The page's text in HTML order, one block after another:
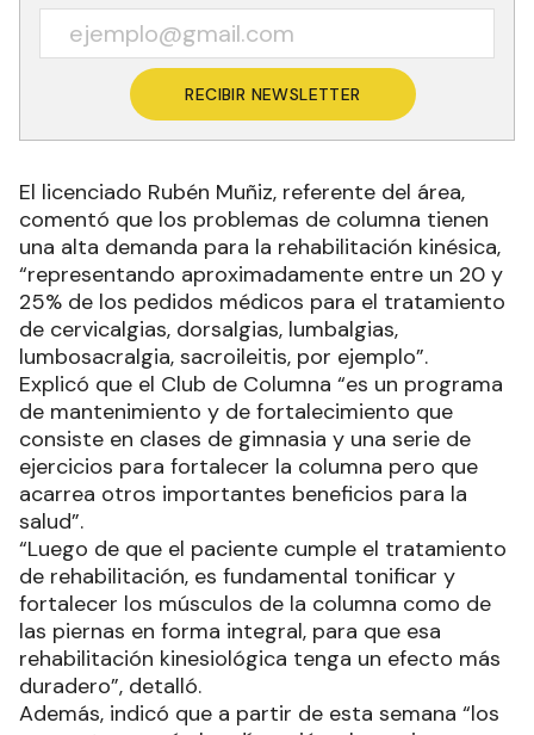
RECIBIR NEWSLETTER
El licenciado Rubén Muñiz, referente del área,
comentó que los problemas de columna tienen
una alta demanda para la rehabilitación kinésica,
“representando aproximadamente entre un 20 y
25% de los pedidos médicos para el tratamiento
de cervicalgias, dorsalgias, lumbalgias,
lumbosacralgia, sacroileitis, por ejemplo”.
Explicó que el Club de Columna “es un programa
de mantenimiento y de fortalecimiento que
consiste en clases de gimnasia y una serie de
ejercicios para fortalecer la columna pero que
acarrea otros importantes beneficios para la
salud”.
“Luego de que el paciente cumple el tratamiento
de rehabilitación, es fundamental tonificar y
fortalecer los músculos de la columna como de
las piernas en forma integral, para que esa
rehabilitación kinesiológica tenga un efecto más
duradero”, detalló.
Además, indicó que a partir de esta semana “los